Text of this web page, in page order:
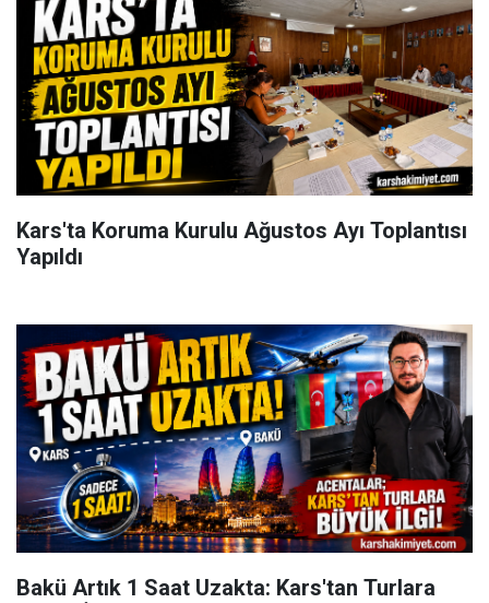
Kars'ta Koruma Kurulu Ağustos Ayı Toplantısı
Yapıldı
Bakü Artık 1 Saat Uzakta: Kars'tan Turlara